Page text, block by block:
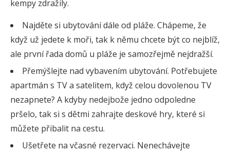
kempy zdražily.
Najděte si ubytování dále od pláže. Chápeme, že
když už jedete k moři, tak k němu chcete být co nejblíž,
ale první řada domů u pláže je samozřejmě nejdražší.
Přemýšlejte nad vybavením ubytování. Potřebujete
apartmán s TV a satelitem, když celou dovolenou TV
nezapnete? A kdyby nedejbože jedno odpoledne
pršelo, tak si s dětmi zahrajte deskové hry, které si
můžete přibalit na cestu.
Ušetřete na včasné rezervaci. Nenechávejte